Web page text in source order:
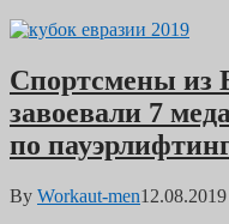
Спортсмены из
завоевали 7
по
By Workaut-men12.08.2019